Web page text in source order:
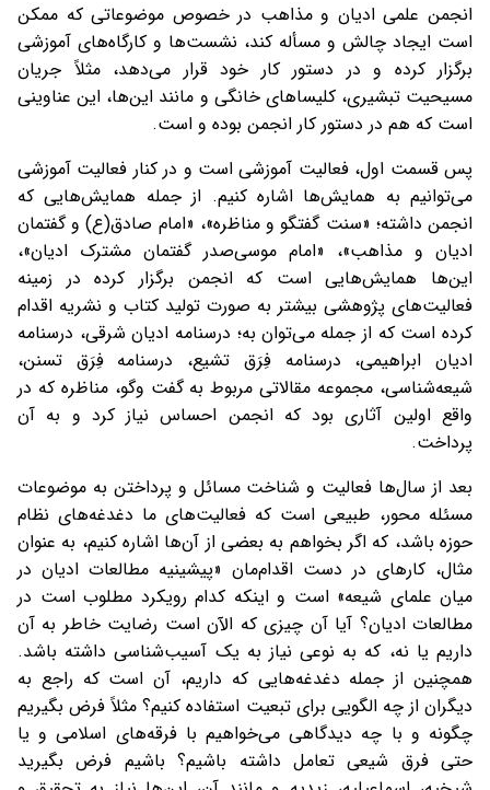
انجمن علمی ادیان و مذاهب در خصوص موضوعاتی که ممکن
است ایجاد چالش و مسأله کند، نشست‌ها و کارگاه‌های آموزشی
برگزار کرده و در دستور کار خود قرار می‌دهد، مثلاً جریان
مسیحیت تبشیری، کلیساهای خانگی و مانند این‌ها، این عناوینی
است که هم در دستور کار انجمن بوده و است.
پس قسمت اول، فعالیت آموزشی است و در کنار فعالیت آموزشی
می‌توانیم به همایش‌ها اشاره کنیم. از جمله همایش‌هایی که
انجمن داشته؛ «سنت گفتگو و مناظره»، «امام صادق(ع) و گفتمان
ادیان و مذاهب»، «امام موسی‌صدر گفتمان مشترک ادیان»،
این‌ها همایش‌هایی است که انجمن برگزار کرده در زمینه
فعالیت‌های پژوهشی بیشتر به صورت تولید کتاب و نشریه اقدام
کرده است که از جمله می‌توان به؛ درسنامه ادیان شرقی، درسنامه
ادیان ابراهیمی، درسنامه فِرَق تشیع، درسنامه فِرَق تسنن،
شیعه‌شناسی، مجموعه مقالاتی مربوط به گفت وگو، مناظره که در
واقع اولین آثاری بود که انجمن احساس نیاز کرد و به آن
پرداخت.
بعد از سال‌ها فعالیت و شناخت مسائل و پرداختن به موضوعات
مسئله محور، طبیعی است که فعالیت‌های ما دغدغه‌های نظام
حوزه باشد، که اگر بخواهم به بعضی از آن‌ها اشاره کنیم، به عنوان
مثال، کارهای در دست اقدام‌مان «پیشینیه مطالعات ادیان در
میان علمای شیعه» است و اینکه کدام رویکرد مطلوب است در
مطالعات ادیان؟ آیا آن چیزی که الآن است رضایت خاطر به آن
داریم یا نه، که به نوعی نیاز به یک آسیب‌شناسی داشته باشد.
همچنین از جمله دغدغه‌هایی که داریم، آن است که راجع به
دیگران از چه الگویی برای تبعیت استفاده کنیم؟ مثلاً فرض بگیریم
چگونه و با چه دیدگاهی می‌خواهیم با فرقه‌های اسلامی و یا
حتی فرق شیعی تعامل داشته باشیم؟ باشیم فرض بگیرید